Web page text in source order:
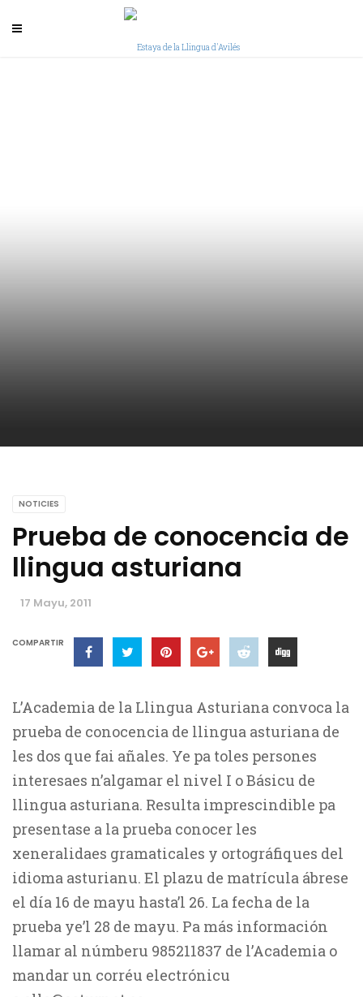
NOTICIES
Prueba de conocencia de
llingua asturiana
17 Mayu, 2011
COMPARTIR
L’Academia de la Llingua Asturiana convoca la
prueba de conocencia de llingua asturiana de
les dos que fai añales. Ye pa toles persones
interesaes n’algamar el nivel I o Básicu de
llingua asturiana. Resulta imprescindible pa
presentase a la prueba conocer les
xeneralidaes gramaticales y ortográfiques del
idioma asturianu. El plazu de matrícula ábrese
el día 16 de mayu hasta’l 26. La fecha de la
prueba ye’l 28 de mayu. Pa más información
llamar al númberu 985211837 de l’Academia o
mandar un corréu electrónicu